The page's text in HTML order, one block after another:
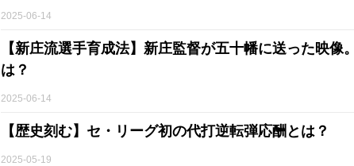
2025-06-14
【新庄流選手育成法】新庄監督が五十幡に送った映像
は？
2025-06-14
【歴史刻む】セ・リーグ初の代打逆転弾応酬とは？
2025-05-19